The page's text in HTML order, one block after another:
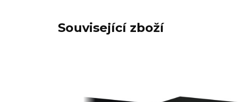
Související zboží